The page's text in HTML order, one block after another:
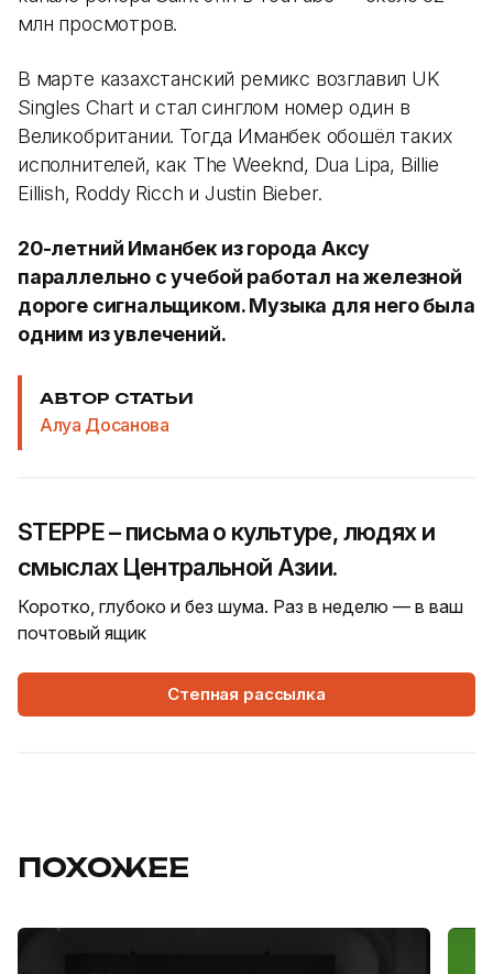
млн просмотров.
В марте казахстанский ремикс возглавил UK
Singles Chart и стал синглом номер один в
Великобритании. Тогда Иманбек обошёл таких
исполнителей, как The Weeknd, Dua Lipa, Billie
Eillish, Roddy Ricch и Justin Bieber.
20-летний Иманбек из города Аксу
параллельно с учебой работал на железной
дороге сигнальщиком. Музыка для него была
одним из увлечений.
АВТОР СТАТЬИ
Алуа Досанова
STEPPE – письма о культуре, людях и
смыслах Центральной Азии.
Коротко, глубоко и без шума. Раз в неделю — в ваш
почтовый ящик
Степная рассылка
ПОХОЖЕЕ